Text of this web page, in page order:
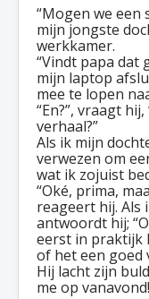
“Mogen we een
mijn jongste
werkkamer.
“Vindt papa dat
mijn laptop
mee te lopen
“En?”, vraagt
verhaal?”
Als ik mijn
verwezen om
wat ik zojuist
“Oké, prima,
reageert hij. Als
antwoordt hij;
eerst in praktijk
of het een goed
Hij lacht zijn
me op vanavond!